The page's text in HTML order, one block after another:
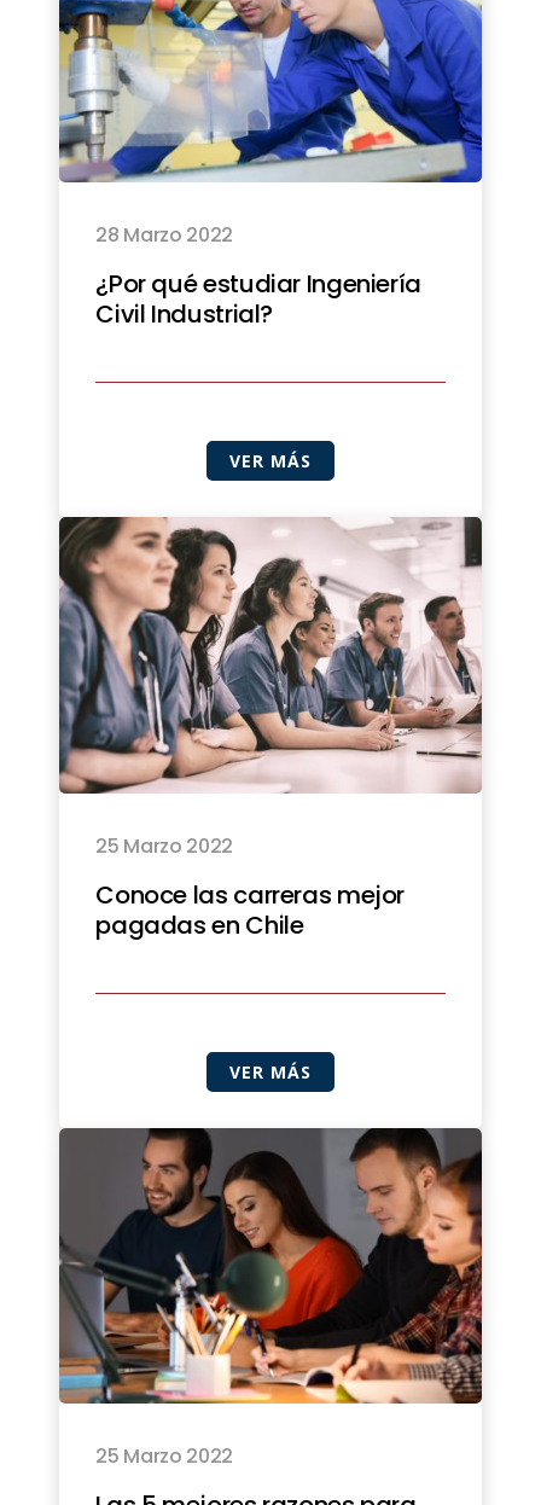
28 Marzo 2022
¿Por qué estudiar Ingeniería
Civil Industrial?
VER MÁS
25 Marzo 2022
Conoce las carreras mejor
pagadas en Chile
VER MÁS
25 Marzo 2022